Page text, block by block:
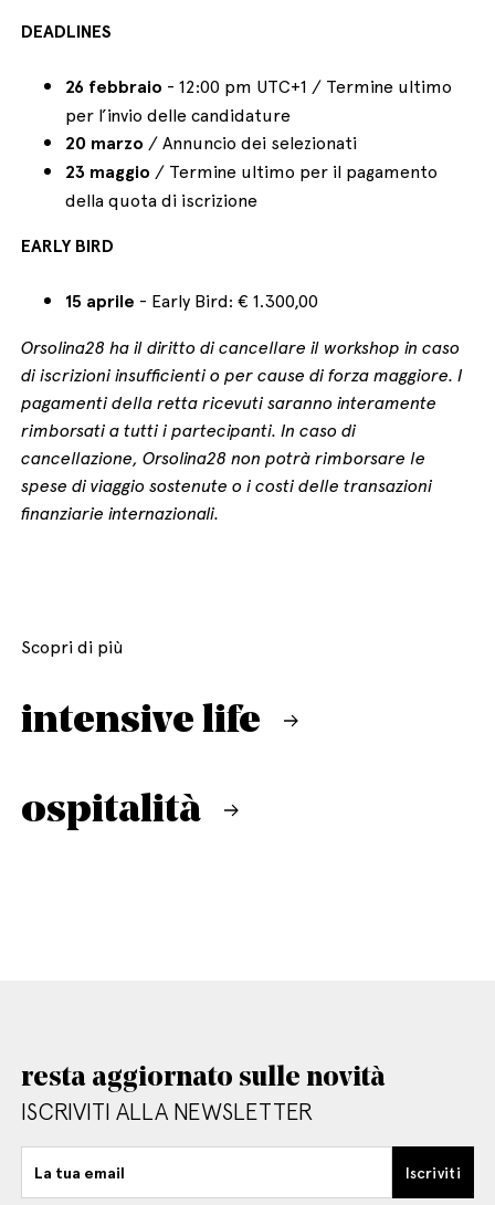
DEADLINES
26 febbraio - 12:00 pm UTC+1 / Termine ultimo
per l’invio delle candidature
20 marzo / Annuncio dei selezionati
23 maggio/ Termine ultimo per il pagamento
della quota di iscrizione
EARLY BIRD
15 aprile - Early Bird: € 1.300,00
Orsolina28 ha il diritto di cancellare il workshop in caso
di iscrizioni insufficienti o per cause di forza maggiore. I
pagamenti della retta ricevuti saranno interamente
rimborsati a tutti i partecipanti. In caso di
cancellazione, Orsolina28 non potrà rimborsare le
spese di viaggio sostenute o i costi delle transazioni
finanziarie internazionali.
Scopri di più
intensive life
ospitalità
resta aggiornato sulle novità
ISCRIVITI ALLA NEWSLETTER
La tua email Iscriviti